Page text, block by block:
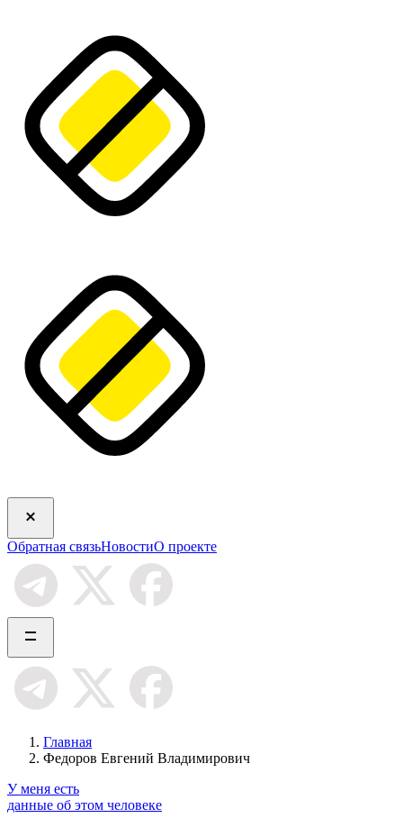
Обратная связьНовостиО проекте
Главная
Федоров Евгений Владимирович
У меня есть
данные об этом человеке